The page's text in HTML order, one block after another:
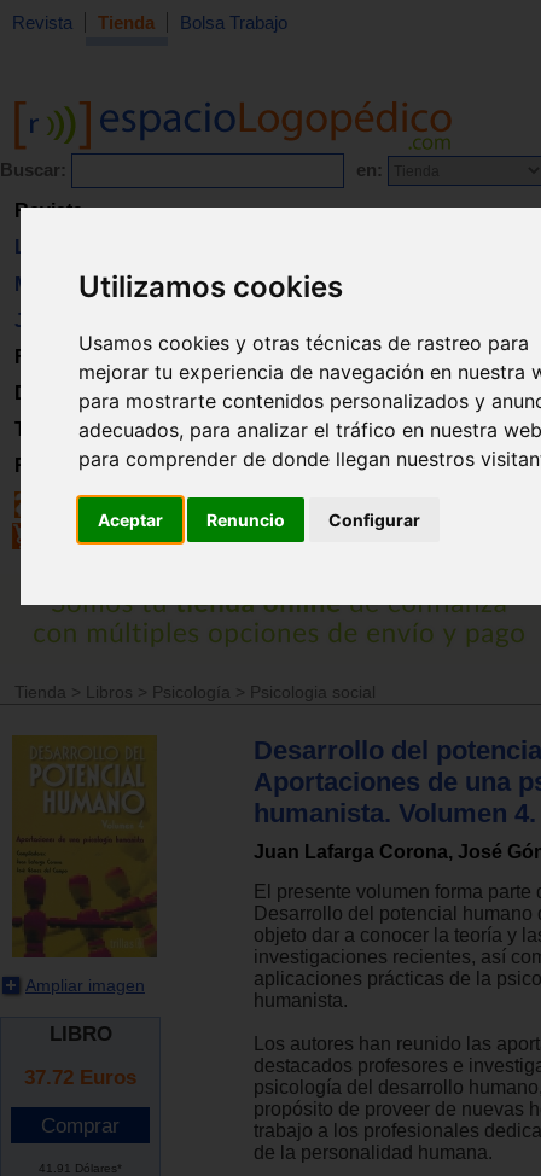
Utilizamos cookies
Usamos cookies y otras técnicas de rastreo para
mejorar tu experiencia de navegación en nuestra
para mostrarte contenidos personalizados y
adecuados, para analizar el tráfico en nuestra
para comprender de donde llegan nuestros
Aceptar Renuncio Configurar
Revista Tienda Bolsa Trabajo
Buscar: en:
Revista
Libros
Material
Juguetes
Formación
Directorio
Trabajo
Registro
Tienda > Libros > Psicología > Psicologia social
Ampliar imagen
LIBRO
37.72 Euros
41.91 Dólares*
Desarrollo del
Aportaciones de una
humanista. Volumen 4.
Juan Lafarga Corona, José
El presente volumen forma parte
Desarrollo del potencial humano
objeto dar a conocer la teoría y
investigaciones recientes, así
aplicaciones prácticas de la
humanista.
Los autores han reunido las
destacados profesores e
psicología del desarrollo
propósito de proveer de nuevas
trabajo a los profesionales
de la personalidad humana.